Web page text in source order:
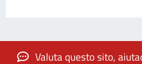
Valuta questo sito,